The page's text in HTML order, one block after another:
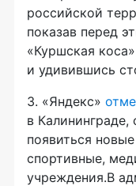
российской
показав перед
«Куршская
и удивившись
3. «Яндекс»
в Калининграде,
появиться
спортивные,
учреждения.В